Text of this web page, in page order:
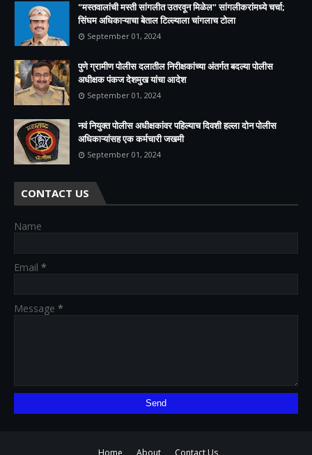
"मस्तवालांची मस्ती सांगलीत उतरवून मिळेल" सांगलीकरांमध्ये चर्चा;
सिंघम अधिकाऱ्याचा बेताल टिल्ल्याला चांगलाच टोला
September 01, 2024
पुणे ग्रामीण पोलीस दलातील निरीक्षकांच्या अंतर्गत बदल्या पोलीस
अधीक्षक पंकज देशमुख यांचा आदेश
September 01, 2024
नवं नियुक्त पोलीस अधीक्षकांवर पहिल्याच दिवशी हल्ला दोन पोलीस
अधिकाऱ्यांसह एक कर्मचारी जखमी
September 01, 2024
CONTACT US
Name
Email *
Message *
Home About Contact Us